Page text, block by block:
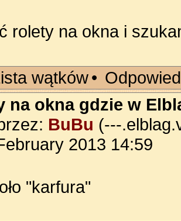
rolety na okna i
wątków•
na okna gdzie w
BuBu (---
2013 14:59
"karfura"